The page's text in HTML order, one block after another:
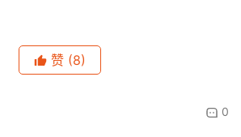
赞 (8)
0